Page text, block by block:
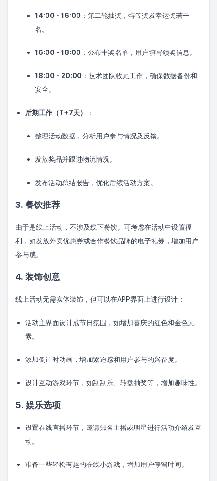
14:00 - 16:00 ：第二轮抽奖，特等奖及幸运奖若干
名。
16:00 - 18:00 ：公布中奖名单，用户填写领奖信息。
18:00 - 20:00 ：技术团队收尾工作，确保数据备份和
安全。
后期工作（T+7天） ：
整理活动数据，分析用户参与情况及反馈。
发放奖品并跟进物流情况。
发布活动总结报告，优化后续活动方案。
3. 餐饮推荐
由于是线上活动，不涉及线下餐饮。可考虑在活动中设置福
利，如发放外卖优惠券或合作餐饮品牌的电子礼券，增加用户
参与感。
4. 装饰创意
线上活动无需实体装饰，但可以在APP界面上进行设计：
活动主界面设计成节日氛围，如增加喜庆的红色和金色元
素。
添加倒计时动画，增加紧迫感和用户参与的兴奋度。
设计互动游戏环节，如刮刮乐、转盘抽奖等，增加趣味性。
5. 娱乐选项
设置在线直播环节，邀请知名主播或明星进行活动介绍及互
动。
准备一些轻松有趣的在线小游戏，增加用户停留时间。